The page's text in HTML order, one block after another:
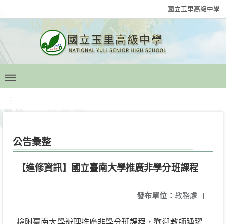
國立玉里高級中學
:::
公告彙整
【進修資訊】國立臺南大學推廣非學分班課程
發布單位： 教務處 |